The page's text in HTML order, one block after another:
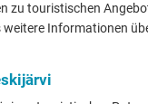
zu touristischen
weitere Informationen